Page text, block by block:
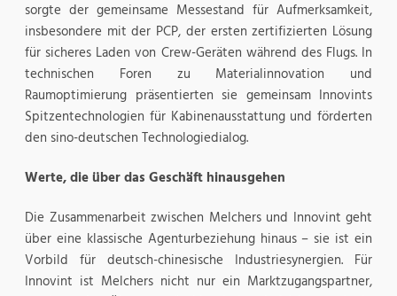
sorgte der gemeinsame Messestand für Aufmerksamkeit,
insbesondere mit der PCP, der ersten zertifizierten Lösung
für sicheres Laden von Crew-Geräten während des Flugs. In
technischen Foren zu Materialinnovation und
Raumoptimierung präsentierten sie gemeinsam Innovints
Spitzentechnologien für Kabinenausstattung und förderten
den sino-deutschen Technologiedialog.
Werte, die über das Geschäft hinausgehen
Die Zusammenarbeit zwischen Melchers und Innovint geht
über eine klassische Agenturbeziehung hinaus – sie ist ein
Vorbild für deutsch-chinesische Industriesynergien. Für
Innovint ist Melchers nicht nur ein Marktzugangspartner,